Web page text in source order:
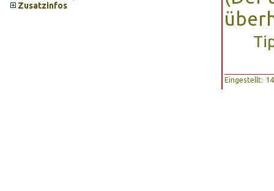
Zusatzinfos
Eingestellt: